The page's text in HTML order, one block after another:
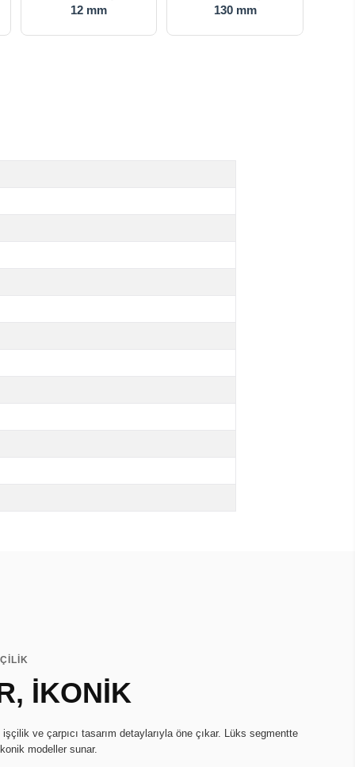
12 mm 130 mm
İKONİK
ve çarpıcı tasarım detaylarıyla öne çıkar. Lüks segmentte
modeller sunar.